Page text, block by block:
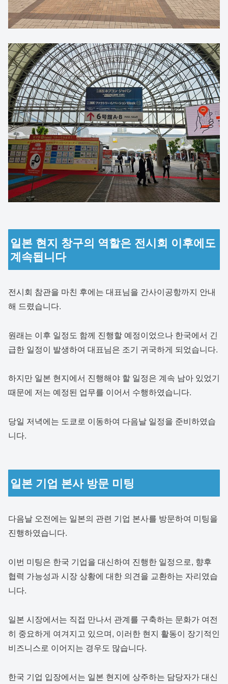
일본 현지 창구의 역할은 전시회 이후에도
계속됩니다
전시회 참관을 마친 후에는 대표님을 간사이공항까지 안내
해 드렸습니다.
원래는 이후 일정도 함께 진행할 예정이었으나 한국에서 긴
급한 일정이 발생하여 대표님은 조기 귀국하게 되었습니다.
하지만 일본 현지에서 진행해야 할 일정은 계속 남아 있었기
때문에 저는 예정된 업무를 이어서 수행하였습니다.
당일 저녁에는 도쿄로 이동하여 다음날 일정을 준비하였습
니다.
일본 기업 본사 방문 미팅
다음날 오전에는 일본의 관련 기업 본사를 방문하여 미팅을
진행하였습니다.
이번 미팅은 한국 기업을 대신하여 진행한 일정으로, 향후
협력 가능성과 시장 상황에 대한 의견을 교환하는 자리였습
니다.
일본 시장에서는 직접 만나서 관계를 구축하는 문화가 여전
히 중요하게 여겨지고 있으며, 이러한 현지 활동이 장기적인
비즈니스로 이어지는 경우도 많습니다.
한국 기업 입장에서는 일본 현지에 상주하는 담당자가 대신